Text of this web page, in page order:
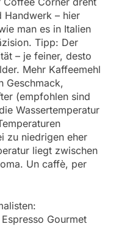
Handwerk – hier
man es in Italien
Tipp: Der
– je feiner, desto
Mehr Kaffeemehl
Geschmack,
(empfohlen sind
Wassertemperatur
zu niedrigen eher
liegt zwischen
Un caffè, per
Gourmet